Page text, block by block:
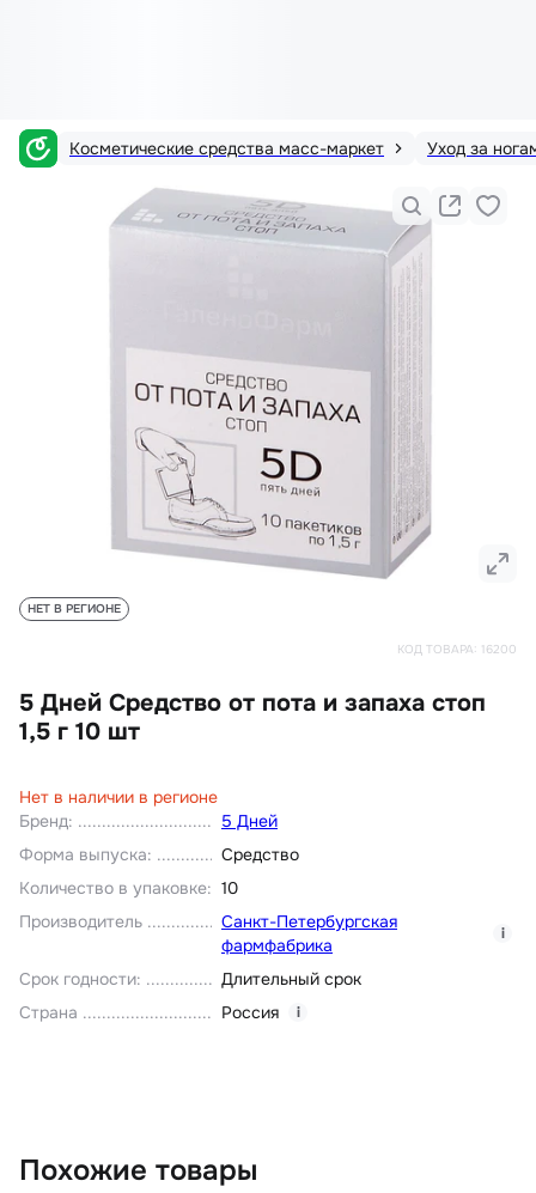
Косметические средства масс-маркет Уход за
КОД ТОВАРА: 16200
5 Дней Средство от пота и запаха стоп
1,5 г 10 шт
НЕТ В РЕГИОНЕ
Бренд:
5 Дней
Форма выпуска:
Средство
Количество в упаковке: 10
Производитель
Санкт-Петербургская
фармфабрика
i
Срок годности:
Длительный срок
Страна
Россия i
Нет в наличии в регионе
Похожие товары